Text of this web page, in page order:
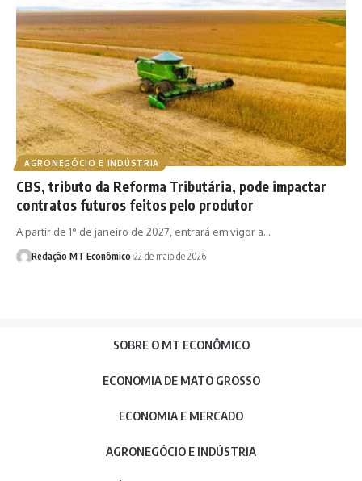
AGRONEGÓCIO E INDÚSTRIA
CBS, tributo da Reforma Tributária, pode impactar
contratos futuros feitos pelo produtor
A partir de 1° de janeiro de 2027, entrará em vigor a…
Redação MT Econômico 22 de maio de 2026
SOBRE O MT ECONÔMICO
ECONOMIA DE MATO GROSSO
ECONOMIA E MERCADO
AGRONEGÓCIO E INDÚSTRIA